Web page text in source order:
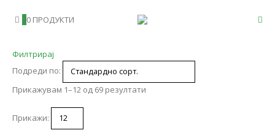
00 ПРОДУКТИ
Филтрирај
Подреди по:
Прикажувам 1–12 од 69 резултати
Прикажи: